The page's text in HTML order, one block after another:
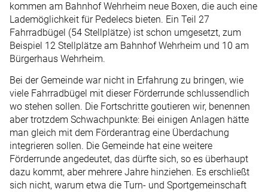
kommen am Bahnhof Wehrheim neue Boxen, die auch eine
Lademöglichkeit für Pedelecs bieten. Ein Teil 27
Fahrradbügel (54 Stellplätze) ist schon umgesetzt, zum
Beispiel 12 Stellplätze am Bahnhof Wehrheim und 10 am
Bürgerhaus Wehrheim.
Bei der Gemeinde war nicht in Erfahrung zu bringen, wie
viele Fahrradbügel mit dieser Förderrunde schlussendlich
wo stehen sollen. Die Fortschritte goutieren wir, benennen
aber trotzdem Schwachpunkte: Bei einigen Anlagen hätte
man gleich mit dem Förderantrag eine Überdachung
integrieren sollen. Die Gemeinde hat eine weitere
Förderrunde angedeutet, das dürfte sich, so es überhaupt
dazu kommt, aber mehrere Jahre hinziehen. Es erschließt
sich nicht, warum etwa die Turn- und Sportgemeinschaft